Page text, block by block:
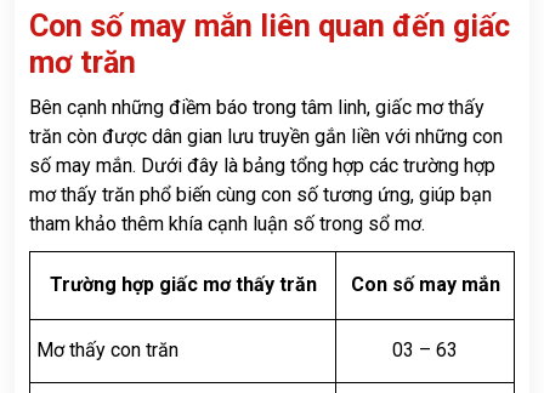
Con số may mắn liên quan đến giấc
mơ trăn
Bên cạnh những điềm báo trong tâm linh, giấc mơ thấy
trăn còn được dân gian lưu truyền gắn liền với những con
số may mắn. Dưới đây là bảng tổng hợp các trường hợp
mơ thấy trăn phổ biến cùng con số tương ứng, giúp bạn
tham khảo thêm khía cạnh luận số trong sổ mơ.
Trường hợp giấc mơ thấy trăn Con số may mắn
Mơ thấy con trăn 03 – 63